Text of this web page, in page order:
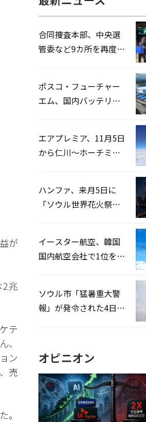
が
兆
テ
ン
売
。
合同捜査本部、中央選
管委など9カ所を再度家
ポスコ・フューチャー
エム、国内バッテリー
エアプレミア、11月5日
から仁川〜ホーチミン
ハンファ、来月5日に
「ソウル世界花火祭り
イースター航空、韓国
国内航空会社で1位を記
ソウル市「猛暑重大警
報」が発令された4日、
オピニオン